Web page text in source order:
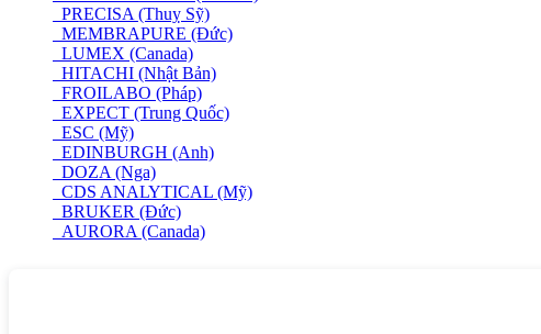
PRECISA (Thuỵ Sỹ)
MEMBRAPURE (Đức)
LUMEX (Canada)
HITACHI (Nhật Bản)
FROILABO (Pháp)
EXPECT (Trung Quốc)
ESC (Mỹ)
EDINBURGH (Anh)
DOZA (Nga)
CDS ANALYTICAL (Mỹ)
BRUKER (Đức)
AURORA (Canada)